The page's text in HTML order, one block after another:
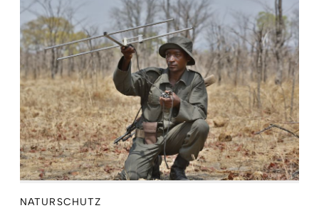
NATURSCHUTZ